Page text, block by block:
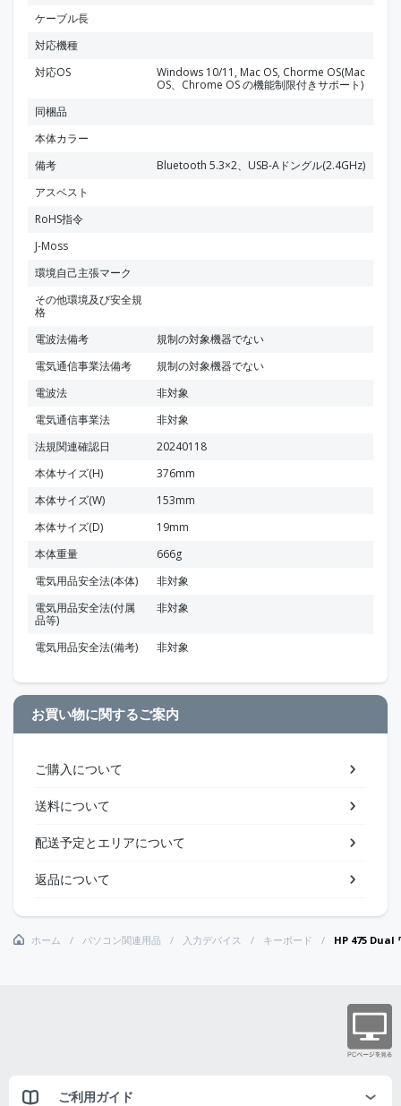
ケーブル長
対応機種
対応OS
Windows 10/11, Mac OS, Chorme OS(Mac
OS、Chrome OS の機能制限付きサポート)
同梱品
本体カラー
備考
Bluetooth 5.3×2、USB-Aドングル(2.4GHz)
アスベスト
RoHS指令
J-Moss
環境自己主張マーク
その他環境及び安全規
格
電波法備考
規制の対象機器でない
電気通信事業法備考
規制の対象機器でない
電波法
非対象
電気通信事業法
非対象
法規関連確認日
20240118
本体サイズ(H)
376mm
本体サイズ(W)
153mm
本体サイズ(D)
19mm
本体重量
666g
電気用品安全法(本体)
非対象
電気用品安全法(付属
品等)
非対象
電気用品安全法(備考) 非対象
お買い物に関するご案内
ご購入について
送料について
配送予定とエリアについて
返品について
ホーム パソコン関連用品 入力デバイス キーボード HP 475 Dual
ご利用ガイド